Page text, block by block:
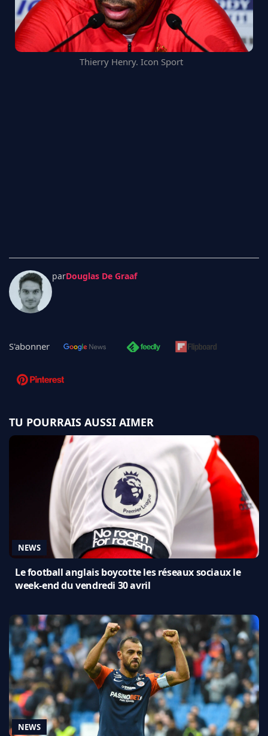
Thierry Henry. Icon Sport
parDouglas De Graaf
S'abonner
TU POURRAIS AUSSI AIMER
NEWS
Le football anglais boycotte les réseaux sociaux le
week-end du vendredi 30 avril
NEWS